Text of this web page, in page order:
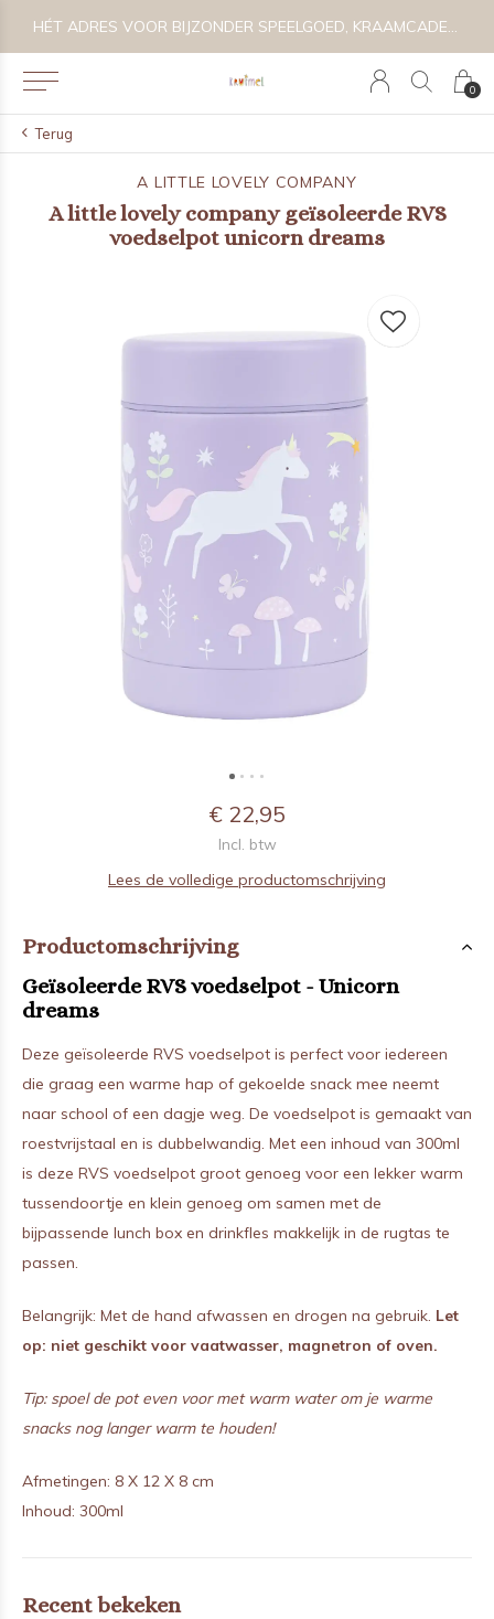
0
HÉT ADRES VOOR BIJZONDER SPEELGOED, KRAAMCADEAU'S & KIDS LIFESTYLE
Terug
A LITTLE LOVELY COMPANY
A little lovely company geïsoleerde RVS
voedselpot unicorn dreams
€ 22,95
Incl. btw
Lees de volledige productomschrijving
Productomschrijving
Geïsoleerde RVS voedselpot - Unicorn
dreams
Deze geïsoleerde RVS voedselpot is perfect voor iedereen
die graag een warme hap of gekoelde snack mee neemt
naar school of een dagje weg. De voedselpot is gemaakt van
roestvrijstaal en is dubbelwandig. Met een inhoud van 300ml
is deze RVS voedselpot groot genoeg voor een lekker warm
tussendoortje en klein genoeg om samen met de
bijpassende lunch box en drinkfles makkelijk in de rugtas te
passen.
Belangrijk: Met de hand afwassen en drogen na gebruik. Let
op: niet geschikt voor vaatwasser, magnetron of oven.
Tip: spoel de pot even voor met warm water om je warme
snacks nog langer warm te houden!
Afmetingen: 8 X 12 X 8 cm
Inhoud: 300ml
Recent bekeken